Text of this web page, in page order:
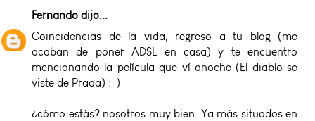
Fernando dijo...
Coincidencias de la vida, regreso a tu blog (me
acaban de poner ADSL en casa) y te encuentro
mencionando la película que ví anoche (El diablo se
viste de Prada) :-)
¿cómo estás? nosotros muy bien. Ya más situados en